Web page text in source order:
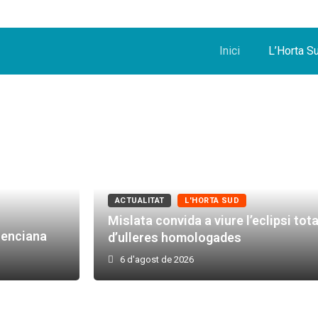
Inici L’Horta
ACTUALITAT L'HORTA SUD
Mislata convida a viure l’eclipsi
d’ulleres homologades
6 d'agost de 2026